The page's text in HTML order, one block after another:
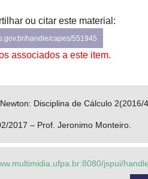
ou citar este material:
handle/capes/551945
associados a este item.
Disciplina de Cálculo 2(2016/
2017 – Prof. Jeronimo Monteiro.
jspui/